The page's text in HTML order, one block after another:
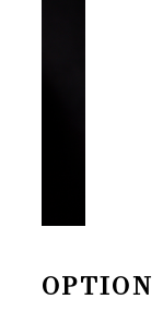
OPTION